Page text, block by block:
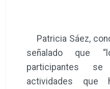
Patricia Sáez,
señalado que
participantes
actividades que